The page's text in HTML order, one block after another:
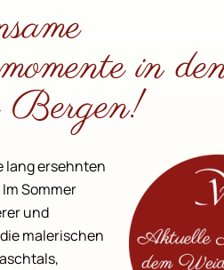
in
Bergen!
lang ersehnten
Sommer
und
malerischen